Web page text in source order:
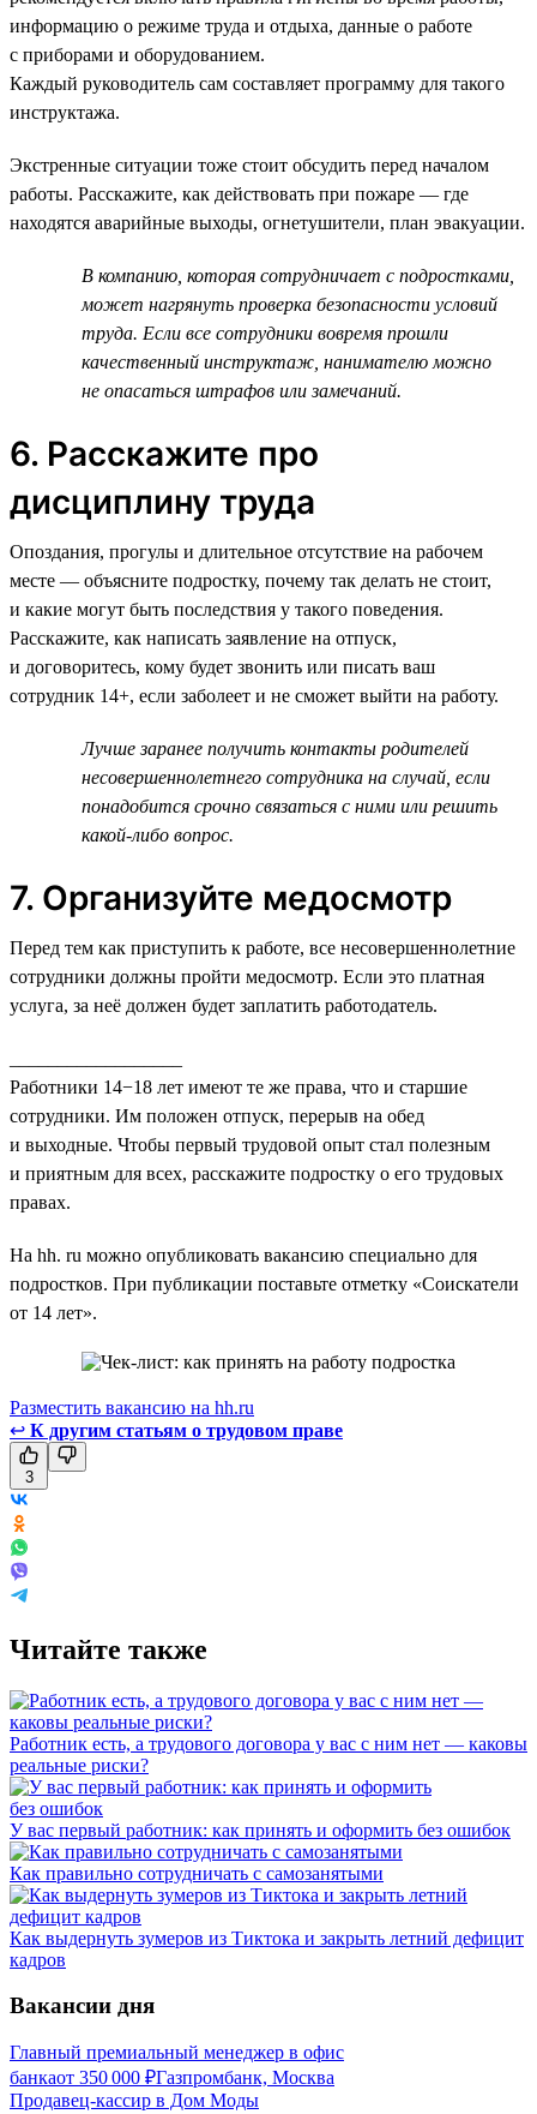
информацию о режиме труда и отдыха, данные о работе
с приборами и оборудованием.
Каждый руководитель сам составляет программу для такого
инструктажа.
Экстренные ситуации тоже стоит обсудить перед началом
работы. Расскажите, как действовать при пожаре — где
находятся аварийные выходы, огнетушители, план эвакуации.
В компанию, которая сотрудничает с подростками,
может нагрянуть проверка безопасности условий
труда. Если все сотрудники вовремя прошли
качественный инструктаж, нанимателю можно
не опасаться штрафов или замечаний.
6. Расскажите про
дисциплину труда
Опоздания, прогулы и длительное отсутствие на рабочем
месте — объясните подростку, почему так делать не стоит,
и какие могут быть последствия у такого поведения.
Расскажите, как написать заявление на отпуск,
и договоритесь, кому будет звонить или писать ваш
сотрудник 14+, если заболеет и не сможет выйти на работу.
Лучше заранее получить контакты родителей
несовершеннолетнего сотрудника на случай, если
понадобится срочно связаться с ними или решить
какой-либо вопрос.
7. Организуйте медосмотр
Перед тем как приступить к работе, все несовершеннолетние
сотрудники должны пройти медосмотр. Если это платная
услуга, за неё должен будет заплатить работодатель.
Работники 14−18 лет имеют те же права, что и старшие
сотрудники. Им положен отпуск, перерыв на обед
и выходные. Чтобы первый трудовой опыт стал полезным
и приятным для всех, расскажите подростку о его трудовых
правах.
На hh. ru можно опубликовать вакансию специально для
подростков. При публикации поставьте отметку «Соискатели
от 14 лет».
Разместить вакансию на hh.ru
↩ К другим статьям о трудовом праве
3
Читайте также
Работник есть, а трудового договора у вас с ним нет — каковы
реальные риски?
У вас первый работник: как принять и оформить без ошибок
Как правильно сотрудничать с самозанятыми
Как выдернуть зумеров из Тиктока и закрыть летний дефицит
кадров
Вакансии дня
Главный премиальный менеджер в офис
банкаот 350 000 ₽Газпромбанк, Москва
Продавец-кассир в Дом Моды